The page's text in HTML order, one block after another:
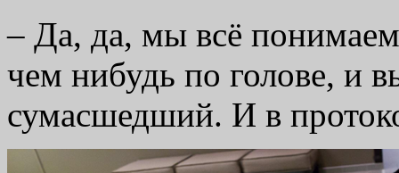
– Да, да, мы всё
чем нибудь по голове, и
сумасшедший. И в